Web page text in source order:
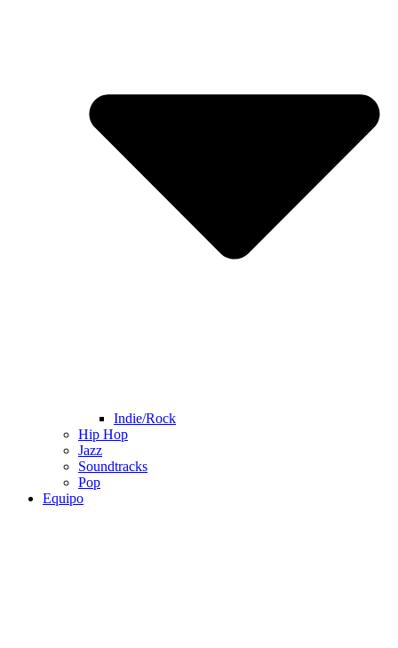
Indie/Rock
Hip Hop
Jazz
Soundtracks
Pop
Equipo